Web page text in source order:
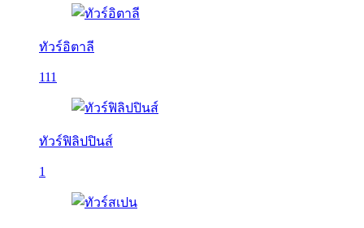
ทัวร์อิตาลี
111
ทัวร์ฟิลิปปินส์
1